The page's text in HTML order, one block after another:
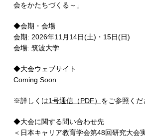
会をかたちづくる～」
◆会期・会場
会期: 2026年11月14日(土)・15日(日)
会場: 筑波大学
◆大会ウェブサイト
Coming Soon
※詳しくは1号通信（PDF） をご参照くだ
◆大会に関する問い合わせ先
＜日本キャリア教育学会第48回研究大会